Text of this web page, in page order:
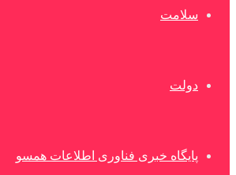
سلامت
دولت
پایگاه خبری فناوری اطلاعات همسو